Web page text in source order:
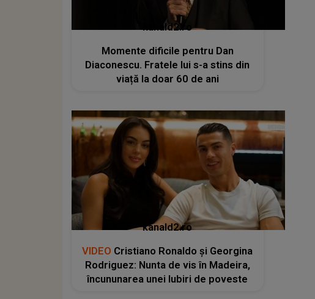
kanald2.ro
Momente dificile pentru Dan
Diaconescu. Fratele lui s-a stins din
viață la doar 60 de ani
kanald2.ro
VIDEO Cristiano Ronaldo și Georgina
Rodriguez: Nunta de vis în Madeira,
încununarea unei Iubiri de poveste